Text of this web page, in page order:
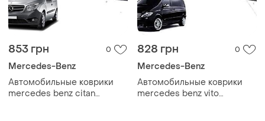
853 грн 0
Mercedes-Benz
Автомобильные коврики
mercedes benz citan
828 грн 0
Mercedes-Benz
Автомобильные коврики
mercedes benz vito